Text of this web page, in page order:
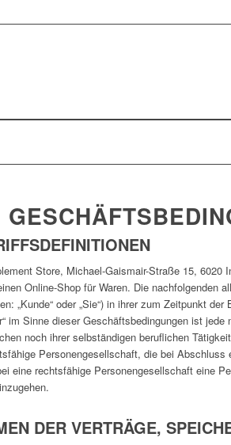
Store, Michael-Gaismair-Straße 15, 6020
Online-Shop für Waren. Die nachfolgenden
„Kunde“ oder „Sie“) in ihrer zum Zeitpunkt
im Sinne dieser Geschäftsbedingungen ist
noch ihrer selbständigen beruflichen
Personengesellschaft, die bei
eine rechtsfähige Personengesellschaft eine
DER VERTRÄGE,